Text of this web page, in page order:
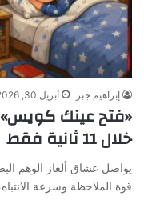
إبراهيم جبر أبريل 30, 2026
«فتح عينك
خلال 11 ثانية فقط
يواصل عشاق ألغاز الوهم
قوة الملاحظة وسرعة